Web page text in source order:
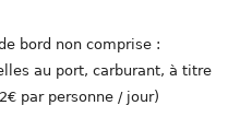
bord non comprise :
au port, carburant, à titre
par personne / jour)